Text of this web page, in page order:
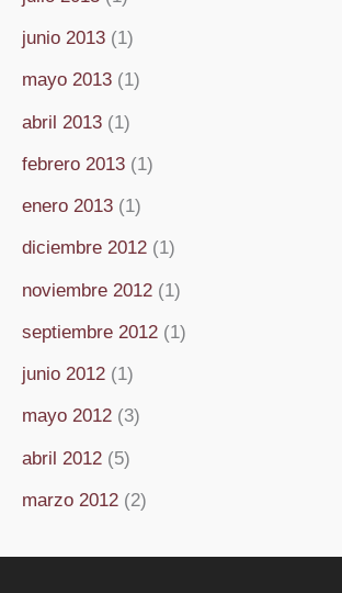
junio 2013 (1)
mayo 2013 (1)
abril 2013 (1)
febrero 2013 (1)
enero 2013 (1)
diciembre 2012 (1)
noviembre 2012 (1)
septiembre 2012 (1)
junio 2012 (1)
mayo 2012 (3)
abril 2012 (5)
marzo 2012 (2)